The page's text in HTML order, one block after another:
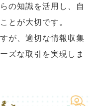
の知識を活用し、自
とが大切です。
が、適切な情報収集
ズな取引を実現しま